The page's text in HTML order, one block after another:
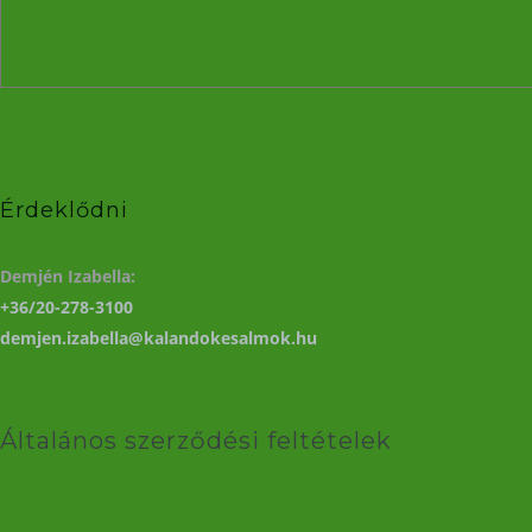
Érdeklődni
Demjén Izabella:
+36/20-278-3100
demjen.izabella@kalandokesalmok.hu
Általános szerződési feltételek